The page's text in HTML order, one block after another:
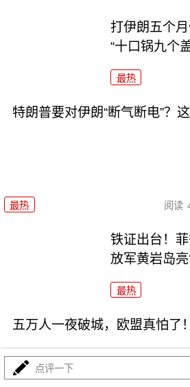
打伊朗五个
“十口锅九个
最热
特朗普要对伊朗“断气断电”？
最热 阅读
铁证出台！
放军黄岩岛亮
最热
五万人一夜破城，欧盟真怕了
点评一下